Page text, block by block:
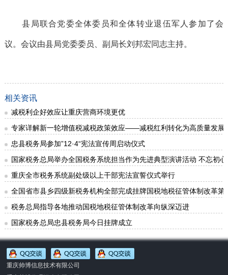
县局联合党委全体委员和全体转业退伍军人参加了会
议。会议由县局党委委员、副局长刘邦宏同志主持。
相关资讯
减税利企好效应让重庆营商环境更优
专家详解新一轮增值税减税政策效应——减税红利转化为高质量发展
忠县税务局参加”12·4“宪法宣传周启动仪式
国家税务总局举办全国税务系统担当作为先进典型演讲活动 不忘初
重庆全市税务系统副处级以上干部宪法宣誓仪式举行
全国省市县乡四级新税务机构全部完成挂牌国税地税征管体制改革第
税务总局指导各地推动国税地税征管体制改革向纵深迈进
国家税务总局忠县税务局今日挂牌成立
重庆帅博信息技术有限公司